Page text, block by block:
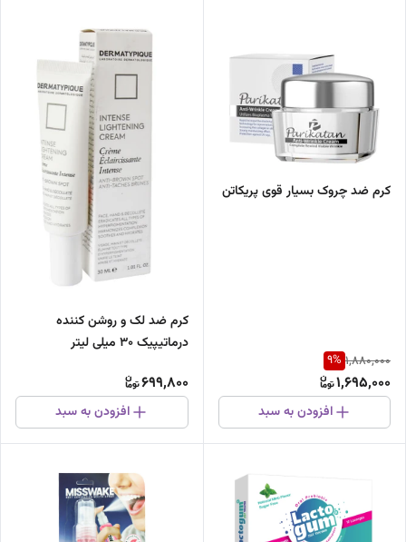
کرم ضد چروک بسیار قوی پریکاتن
1,880,000
9%
1,695,000
افزودن به سبد
کرم ضد لک و روشن کننده
درماتیپیک 30 میلی لیتر
699,800
افزودن به سبد